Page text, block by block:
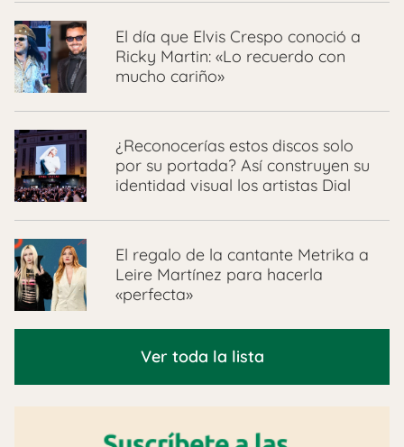
El día que Elvis Crespo conoció a
Ricky Martin: «Lo recuerdo con
mucho cariño»
¿Reconocerías estos discos solo
por su portada? Así construyen su
identidad visual los artistas Dial
El regalo de la cantante Metrika a
Leire Martínez para hacerla
«perfecta»
Ver toda la lista